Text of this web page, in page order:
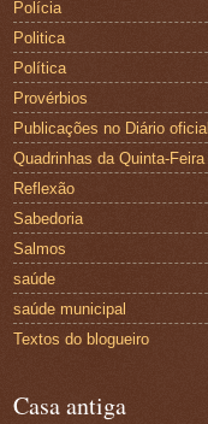
Polícia
Politica
Política
Provérbios
Publicações no Diário oficial
Quadrinhas da Quinta-Feira
Reflexão
Sabedoria
Salmos
saúde
saúde municipal
Textos do blogueiro
Casa antiga